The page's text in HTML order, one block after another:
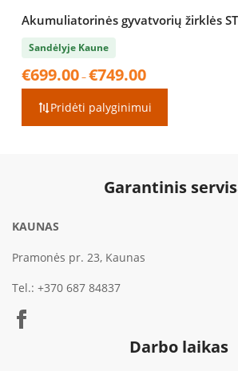
Akumuliatorinės gyvatvorių žirklės
Sandėlyje Kaune
€699.00–€749.00
€699.00
through
Pridėti palyginimui
Garantinis
KAUNAS
Pramonės pr. 23, Kaunas
Tel.: +370 687 84837
Darbo laikas